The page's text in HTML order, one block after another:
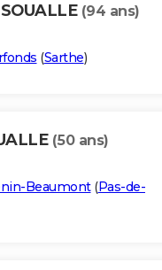
(94 ans)
(Sarthe)
(50 ans)
Beaumont(Pas-de-